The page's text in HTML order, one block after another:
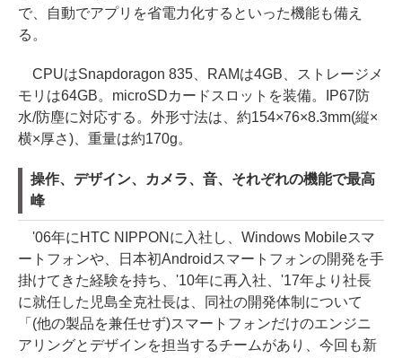
で、自動でアプリを省電力化するといった機能も備え
る。
CPUはSnapdoragon 835、RAMは4GB、ストレージメ
モリは64GB。microSDカードスロットを装備。IP67防
水/防塵に対応する。外形寸法は、約154×76×8.3mm(縦×
横×厚さ)、重量は約170g。
操作、デザイン、カメラ、音、それぞれの機能で最高
峰
'06年にHTC NIPPONに入社し、Windows Mobileスマ
ートフォンや、日本初Androidスマートフォンの開発を手
掛けてきた経験を持ち、'10年に再入社、'17年より社長
に就任した児島全克社長は、同社の開発体制について
「(他の製品を兼任せず)スマートフォンだけのエンジニ
アリングとデザインを担当するチームがあり、今回も新